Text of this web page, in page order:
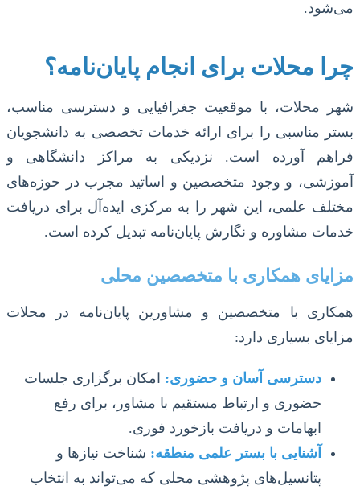
می‌شود.
چرا محلات برای انجام پایان‌نامه؟
شهر محلات، با موقعیت جغرافیایی و دسترسی مناسب،
بستر مناسبی را برای ارائه خدمات تخصصی به دانشجویان
فراهم آورده است. نزدیکی به مراکز دانشگاهی و
آموزشی، و وجود متخصصین و اساتید مجرب در حوزه‌های
مختلف علمی، این شهر را به مرکزی ایده‌آل برای دریافت
خدمات مشاوره و نگارش پایان‌نامه تبدیل کرده است.
مزایای همکاری با متخصصین محلی
همکاری با متخصصین و مشاورین پایان‌نامه در محلات
مزایای بسیاری دارد:
دسترسی آسان و حضوری: امکان برگزاری جلسات
حضوری و ارتباط مستقیم با مشاور، برای رفع
ابهامات و دریافت بازخورد فوری.
آشنایی با بستر علمی منطقه: شناخت نیازها و
پتانسیل‌های پژوهشی محلی که می‌تواند به انتخاب